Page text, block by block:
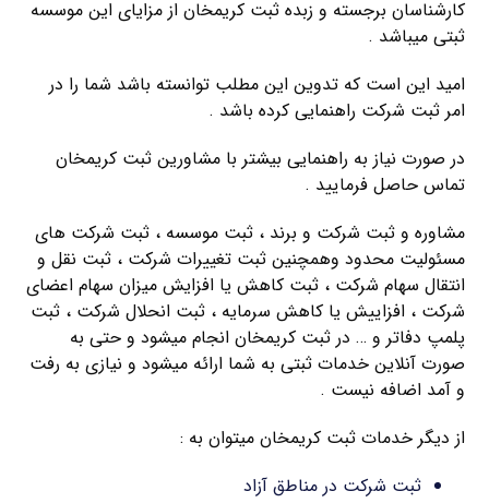
کارشناسان برجسته و زبده ثبت کریمخان از مزایای این موسسه
ثبتی میباشد .
امید این است که تدوین این مطلب توانسته باشد شما را در
امر ثبت شرکت راهنمایی کرده باشد .
در صورت نیاز به راهنمایی بیشتر با مشاورین ثبت کریمخان
تماس حاصل فرمایید .
مشاوره و ثبت شرکت و برند ، ثبت موسسه ، ثبت شرکت های
مسئولیت محدود وهمچنین ثبت تغییرات شرکت ، ثبت نقل و
انتقال سهام شرکت ، ثبت کاهش یا افزایش میزان سهام اعضای
شرکت ، افزاییش یا کاهش سرمایه ، ثبت انحلال شرکت ، ثبت
پلمپ دفاتر و … در ثبت کریمخان انجام میشود و حتی به
صورت آنلاین خدمات ثبتی به شما ارائه میشود و نیازی به رفت
و آمد اضافه نیست .
از دیگر خدمات ثبت کریمخان میتوان به :
ثبت شرکت در مناطق آزاد